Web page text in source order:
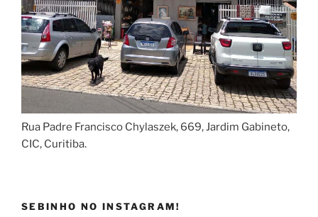
Rua Padre Francisco Chylaszek, 669, Jardim Gabineto,
CIC, Curitiba.
SEBINHO NO INSTAGRAM!